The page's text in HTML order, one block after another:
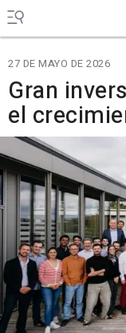
27 DE MAYO DE 2026
Gran
el